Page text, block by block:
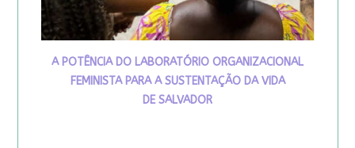
A POTÊNCIA DO LABORATÓRIO ORGANIZACIONAL
FEMINISTA PARA A SUSTENTAÇÃO DA VIDA
DE SALVADOR